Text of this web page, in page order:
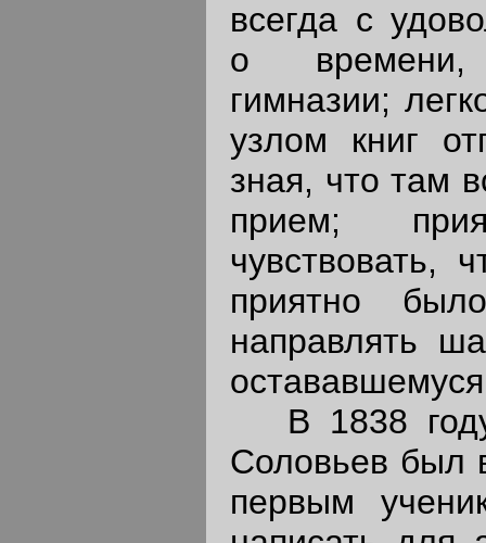
всегда с
о
гимназии;
узлом книг
зная, что там
прием;
чувствовать,
приятно
направлять
В 1838
Соловьев был
первым